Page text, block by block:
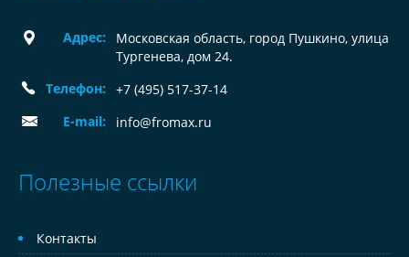
Адрес:
Московская область, город Пушкино, улица
Тургенева, дом 24.
Телефон:
+7 (495) 517-37-14
E-mail:
info@fromax.ru
Полезные ссылки
Контакты